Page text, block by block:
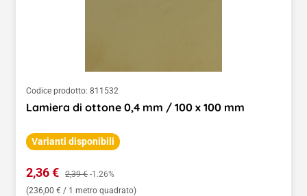
Codice prodotto: 811532
Lamiera di ottone 0,4 mm / 100 x 100 mm
Varianti disponibili
Prezzo di vendita:
2,36 € Prezzo normale:
2,39 € -1.26%
(236,00 € / 1 metro quadrato)